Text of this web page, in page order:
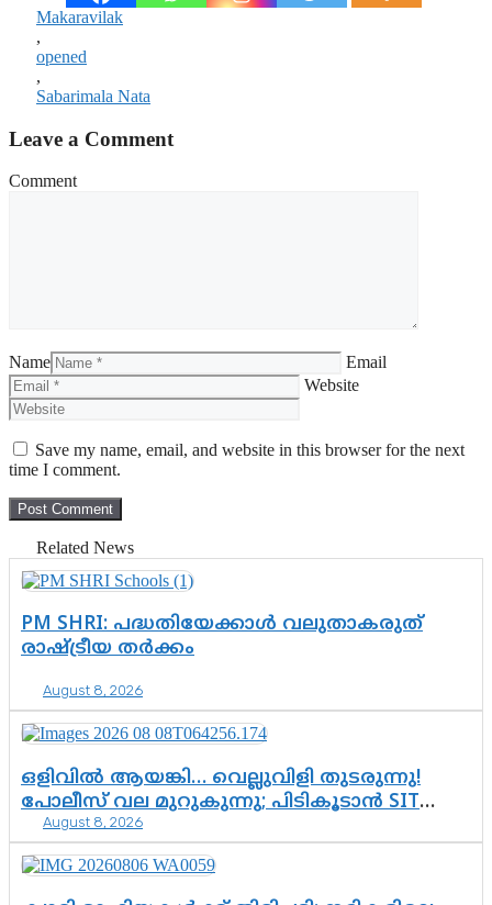
Makaravilak
,
opened
,
Sabarimala Nata
Leave a Comment
Comment
Name
Email
Website
Save my name, email, and website in this browser for the next
time I comment.
Related News
PM SHRI: പദ്ധതിയേക്കാൾ വലുതാകരുത്
രാഷ്ട്രീയ തർക്കം
August 8, 2026
ഒളിവിൽ ആയങ്കി… വെല്ലുവിളി തുടരുന്നു!
പോലീസ് വല മുറുകുന്നു; പിടികൂടാൻ SIT
രംഗത്ത്. ഇനി ചോദ്യം ആയങ്കി എവിടെ
എന്നത് മാത്രം അല്ല—ആയങ്കി
കസ്റ്റഡിയിലായാൽ പുറത്തുവരുക
എന്തൊക്കെ വിവരങ്ങൾ?”
August 8, 2026